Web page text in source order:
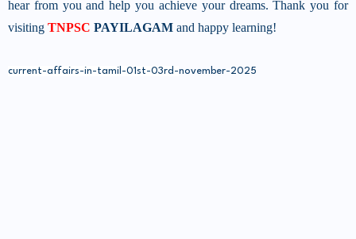
hear from you and help you achieve your dreams. Thank you for
visiting TNPSC PAYILAGAM and happy learning!
current-affairs-in-tamil-01st-03rd-november-2025